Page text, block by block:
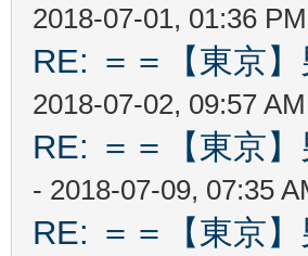
2018-07-01, 01:36 PM
RE: ＝＝【東京
2018-07-02, 09:57 AM
RE: ＝＝【東京
- 2018-07-09, 07:35
RE: ＝＝【東京